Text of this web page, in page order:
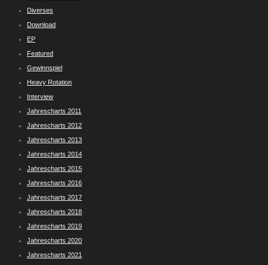
Diverses
Download
EP
Featured
Gewinnspiel
Heavy Rotation
Interview
Jahrescharts 2011
Jahrescharts 2012
Jahrescharts 2013
Jahrescharts 2014
Jahrescharts 2015
Jahrescharts 2016
Jahrescharts 2017
Jahrescharts 2018
Jahrescharts 2019
Jahrescharts 2020
Jahrescharts 2021